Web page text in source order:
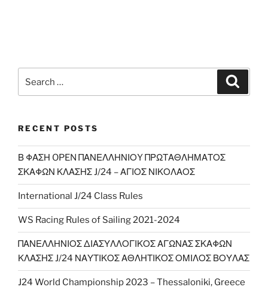
for:
RECENT POSTS
Β ΦΑΣΗ OPEN ΠΑΝΕΛΛΗΝΙΟY ΠΡΩΤΑΘΛΗΜΑΤΟΣ
ΣΚΑΦΩΝ ΚΛΑΣΗΣ J/24 – ΑΓΙΟΣ ΝΙΚΟΛΑΟΣ
International J/24 Class Rules
WS Racing Rules of Sailing 2021-2024
ΠΑΝΕΛΛΗΝΙΟΣ ΔΙΑΣΥΛΛΟΓΙΚΟΣ ΑΓΩΝΑΣ ΣΚΑΦΩΝ
ΚΛΑΣΗΣ J/24 ΝΑΥΤΙΚΟΣ ΑΘΛΗΤΙΚΟΣ ΟΜΙΛΟΣ ΒΟΥΛΑΣ
J24 World Championship 2023 – Thessaloniki, Greece